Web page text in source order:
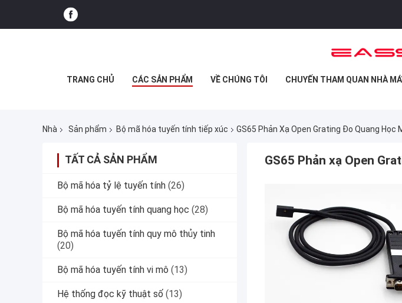
TRANG CHỦ CÁC SẢN PHẨM VỀ CHÚNG TÔI CHUYẾN THAM QUAN NHÀ
Nhà Sản phẩm Bộ mã hóa tuyến tính tiếp xúc GS65 Phản Xạ Open Grating Đo Quang Học
TẤT CẢ SẢN PHẨM
Bộ mã hóa tỷ lệ tuyến tính (26)
Bộ mã hóa tuyến tính quang học (28)
Bộ mã hóa tuyến tính quy mô thủy tinh
(20)
Bộ mã hóa tuyến tính vi mô (13)
Hệ thống đọc kỹ thuật số (13)
GS65 Phản xạ Open